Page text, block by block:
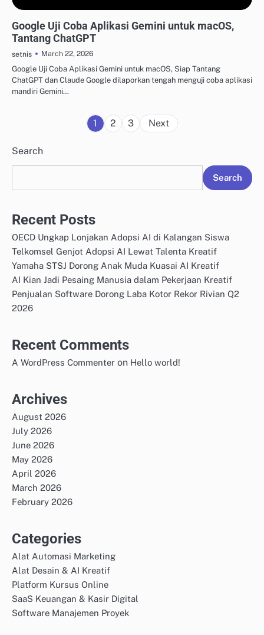
Google Uji Coba Aplikasi Gemini untuk macOS,
Tantang ChatGPT
setnis
March 22, 2026
Google Uji Coba Aplikasi Gemini untuk macOS, Siap Tantang
ChatGPT dan Claude Google dilaporkan tengah menguji coba aplikasi
mandiri Gemini…
Posts
1 2 3 Next
Search
Search
Recent Posts
OECD Ungkap Lonjakan Adopsi AI di Kalangan Siswa
Telkomsel Genjot Adopsi AI Lewat Talenta Kreatif
Yamaha STSJ Dorong Anak Muda Kuasai AI Kreatif
AI Kian Jadi Pesaing Manusia dalam Pekerjaan Kreatif
Penjualan Software Dorong Laba Kotor Rekor Rivian Q2
2026
Recent Comments
A WordPress Commenter on Hello world!
Archives
August 2026
July 2026
June 2026
May 2026
April 2026
March 2026
February 2026
Categories
Alat Automasi Marketing
Alat Desain & AI Kreatif
Platform Kursus Online
SaaS Keuangan & Kasir Digital
Software Manajemen Proyek